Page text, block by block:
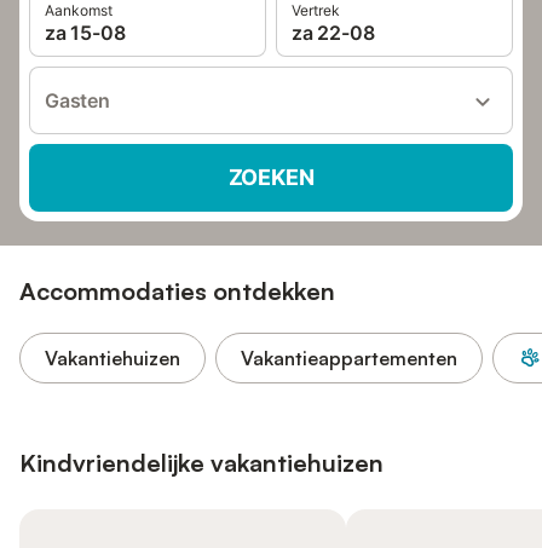
Aankomst
za 15-08
Vertrek
za 22-08
Gasten
ZOEKEN
Accommodaties ontdekken
Vakantiehuizen Vakantieappartementen
Kindvriendelijke vakantiehuizen